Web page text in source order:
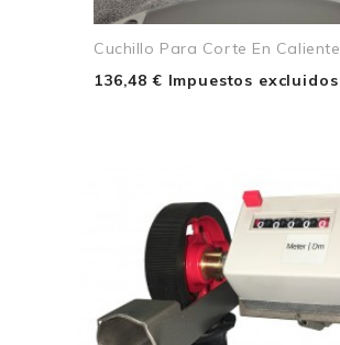
Cuchillo Para Corte En Caliente
136,48 € Impuestos excluidos